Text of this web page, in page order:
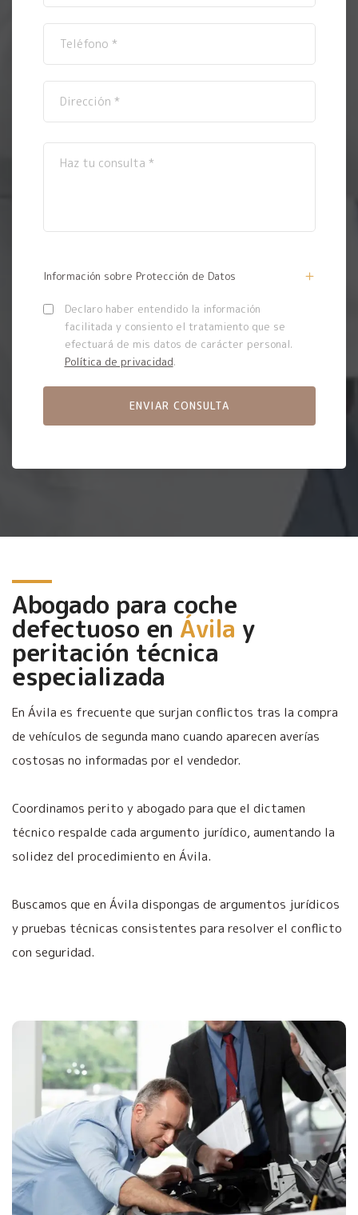
Información sobre Protección de Datos
Declaro haber entendido la información
facilitada y consiento el tratamiento que se
efectuará de mis datos de carácter personal.
Política de privacidad.
Abogado para coche
defectuoso en Ávila y
peritación técnica
especializada
En Ávila es frecuente que surjan conflictos tras la compra
de vehículos de segunda mano cuando aparecen averías
costosas no informadas por el vendedor.
Coordinamos perito y abogado para que el dictamen
técnico respalde cada argumento jurídico, aumentando la
solidez del procedimiento en Ávila.
Buscamos que en Ávila dispongas de argumentos jurídicos
y pruebas técnicas consistentes para resolver el conflicto
con seguridad.